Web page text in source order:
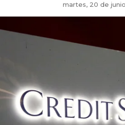
martes, 20 de